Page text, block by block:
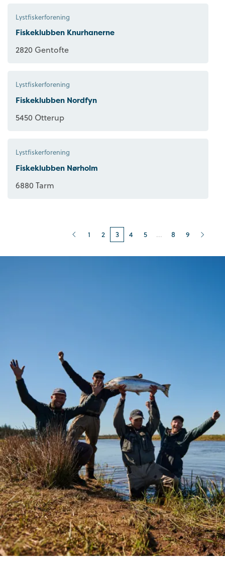
Lystfiskerforening
Fiskeklubben Knurhanerne
2820 Gentofte
Lystfiskerforening
Fiskeklubben Nordfyn
5450 Otterup
Lystfiskerforening
Fiskeklubben Nørholm
6880 Tarm
1 2 3 4 5 ... 8 9